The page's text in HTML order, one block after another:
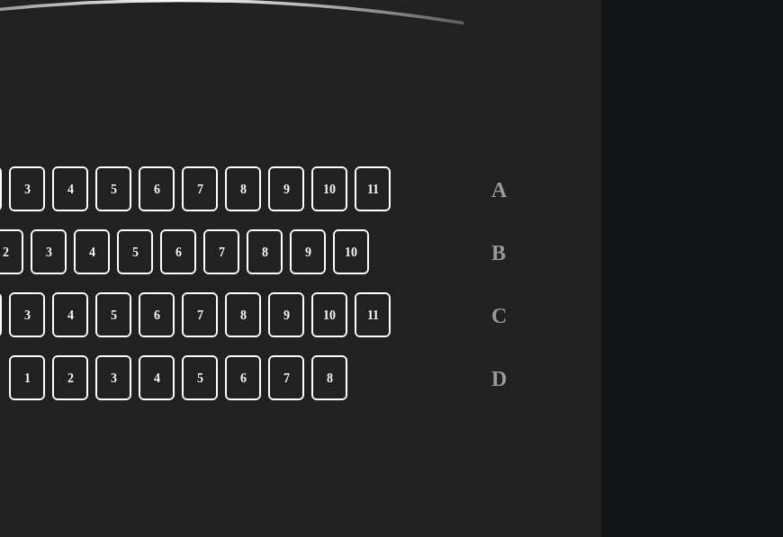
A
B
C
D
3 4 5 6 7 8 9 10 11
2 3 4 5 6 7 8 9 10
3 4 5 6 7 8 9 10 11
1 2 3 4 5 6 7 8